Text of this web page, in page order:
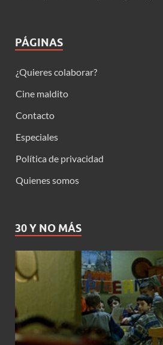
PÁGINAS
¿Quieres colaborar?
Cine maldito
Contacto
Especiales
Política de privacidad
Quienes somos
30 Y NO MÁS